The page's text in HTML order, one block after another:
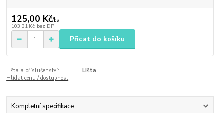
125,00 Kč/ks
103,31 Kč bez DPH
Přidat do košíku
Lišta a příslušenství:
Lišta
Hlídat cenu / dostupnost
Kompletní specifikace